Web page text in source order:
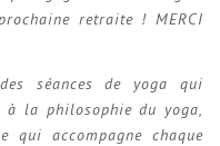
retraite ! MERCI
séances de yoga qui
à la philosophie du yoga,
accompagne chaque